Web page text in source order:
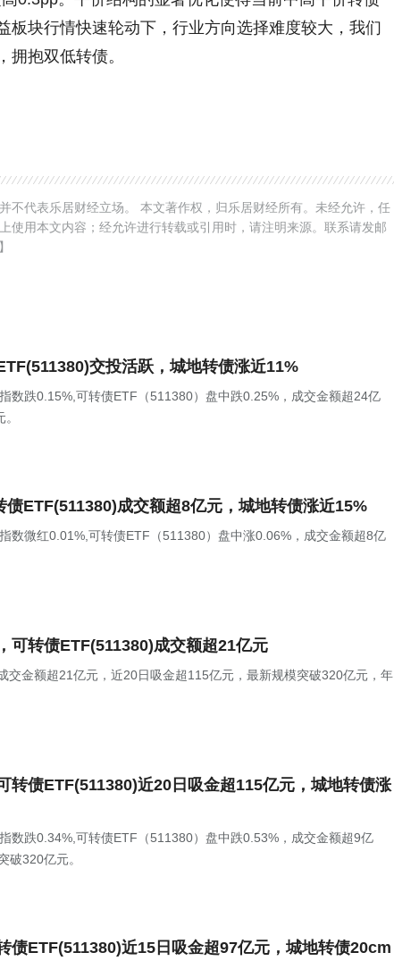
板块行情快速轮动下，行业方向选择难度较大，我们
拥抱双低转债。
不代表乐居财经立场。 本文著作权，归乐居财经所有。未经允许，任
使用本文内容；经允许进行转载或引用时，请注明来源。联系请发邮
】
交投活跃，城地转债涨近11%
数跌0.15%,可转债ETF（511380）盘中跌0.25%，成交金额超24亿
ETF(511380)成交额超8亿元，城地转债涨近15%
数微红0.01%,可转债ETF（511380）盘中涨0.06%，成交金额超8亿
可转债ETF(511380)成交额超21亿元
交金额超21亿元，近20日吸金超115亿元，最新规模突破320亿元，年
转债ETF(511380)近20日吸金超115亿元，城地转债涨
数跌0.34%,可转债ETF（511380）盘中跌0.53%，成交金额超9亿
破320亿元。
债ETF(511380)近15日吸金超97亿元，城地转债20cm